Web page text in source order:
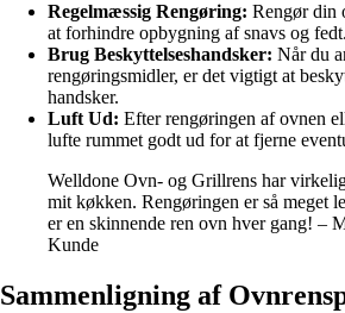
Regelmæssig Rengøring: Rengør
at forhindre opbygning af snavs og fedt.
Brug Beskyttelseshandsker: Når du
rengøringsmidler, er det vigtigt at
handsker.
Luft Ud: Efter rengøringen af ovnen
lufte rummet godt ud for at fjerne
Welldone Ovn- og Grillrens har
mit køkken. Rengøringen er så meget
er en skinnende ren ovn hver gang! –
Kunde
Sammenligning af